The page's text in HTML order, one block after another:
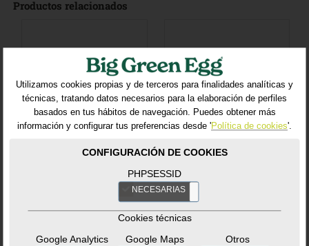
Productos relacionados
Cast Iron Grid MN
Cocción
Perforated Half
Accesorios
Ref. 121240_BG
Utilizamos cookies propias y de terceros para finalidades analíticas y
técnicas, tratando datos necesarios para la elaboración de perfiles
basados en tus hábitos de navegación. Puedes obtener más
información y configurar tus preferencias desde 'Política de cookies'.
CONFIGURACIÓN DE COOKIES
PHPSESSID
NECESARIAS
Cookies técnicas
Google Analytics
Google Maps Otros